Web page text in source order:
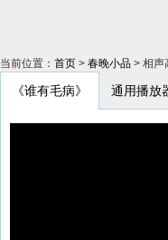
当前位置： 首页 > 春晚小品 > 相声
《谁有毛病》 通用播放